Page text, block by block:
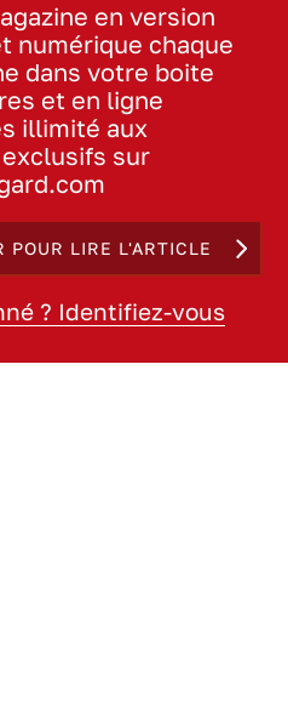
en version
numérique chaque
dans votre boite
et en ligne
illimité aux
sur
POUR LIRE L'ARTICLE
? Identifiez-vous